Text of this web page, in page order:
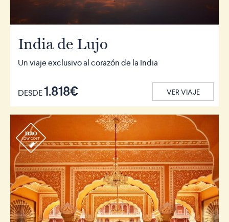
India de Lujo
Un viaje exclusivo al corazón de la India
DESDE1.818€ VER VIAJE
r